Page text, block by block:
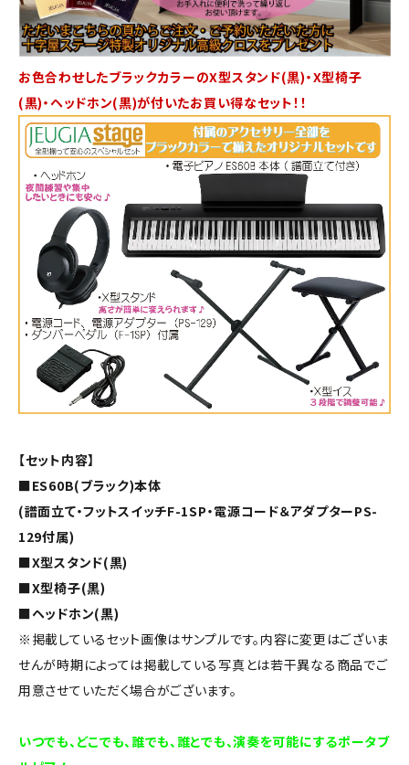
お色合わせしたブラックカラーのX型スタンド(黒)・X型椅子
(黒)・ヘッドホン(黒)が付いたお買い得なセット！！
【セット内容】
■ES60B(ブラック)本体
(譜面立て・フットスイッチF-1SP・電源コード＆アダプターPS-
129付属)
■X型スタンド(黒)
■X型椅子(黒)
■ヘッドホン(黒)
※掲載しているセット画像はサンプルです。内容に変更はございま
せんが時期によっては掲載している写真とは若干異なる商品でご
用意させていただく場合がございます。
いつでも、どこでも、誰でも、誰とでも、演奏を可能にするポータブ